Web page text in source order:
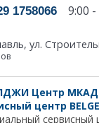
1758066 9:00 -
ул.
Центр
центр
сервисный